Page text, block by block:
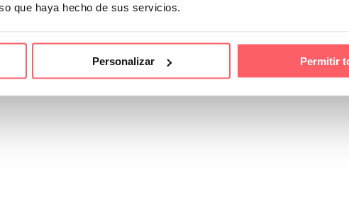
que haya hecho de sus servicios.
Personalizar Permitir